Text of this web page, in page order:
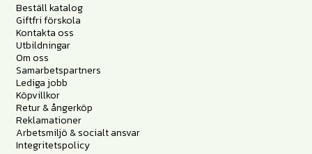
Beställ katalog
Giftfri förskola
Kontakta oss
Utbildningar
Om oss
Samarbetspartners
Lediga jobb
Köpvillkor
Retur & ångerköp
Reklamationer
Arbetsmiljö & socialt ansvar
Integritetspolicy